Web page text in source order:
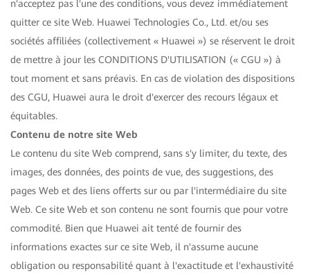
n'acceptez pas l'une des conditions, vous devez immédiatement
quitter ce site Web. Huawei Technologies Co., Ltd. et/ou ses
sociétés affiliées (collectivement « Huawei ») se réservent le droit
de mettre à jour les CONDITIONS D'UTILISATION (« CGU ») à
tout moment et sans préavis. En cas de violation des dispositions
des CGU, Huawei aura le droit d'exercer des recours légaux et
équitables.
Contenu de notre site Web
Le contenu du site Web comprend, sans s'y limiter, du texte, des
images, des données, des points de vue, des suggestions, des
pages Web et des liens offerts sur ou par l'intermédiaire du site
Web. Ce site Web et son contenu ne sont fournis que pour votre
commodité. Bien que Huawei ait tenté de fournir des
informations exactes sur ce site Web, il n'assume aucune
obligation ou responsabilité quant à l'exactitude et l'exhaustivité